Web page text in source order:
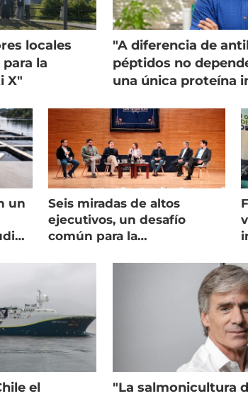
locales
la
X"
"A diferencia de
péptidos no
una única proteína
un
Seis miradas de altos
ejecutivos, un desafío
común para la
el
"La salmonicultura